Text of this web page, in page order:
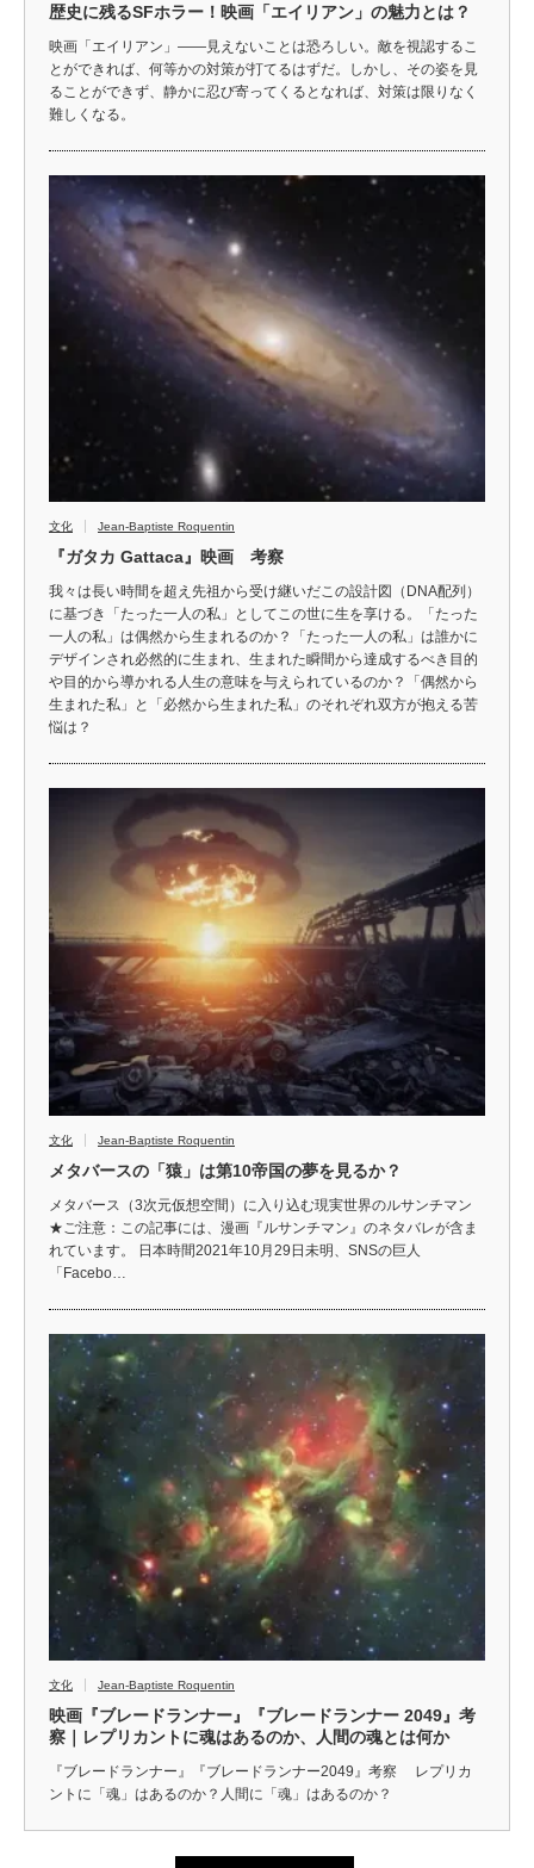
歴史に残るSFホラー！映画「エイリアン」の魅力とは？
映画「エイリアン」――見えないことは恐ろしい。敵を視認するこ
とができれば、何等かの対策が打てるはずだ。しかし、その姿を見
ることができず、静かに忍び寄ってくるとなれば、対策は限りなく
難しくなる。
文化 Jean-Baptiste Roquentin
『ガタカ Gattaca』映画 考察
我々は長い時間を超え先祖から受け継いだこの設計図（DNA配列）
に基づき「たった一人の私」としてこの世に生を享ける。「たった
一人の私」は偶然から生まれるのか？「たった一人の私」は誰かに
デザインされ必然的に生まれ、生まれた瞬間から達成するべき目的
や目的から導かれる人生の意味を与えられているのか？「偶然から
生まれた私」と「必然から生まれた私」のそれぞれ双方が抱える苦
悩は？
文化 Jean-Baptiste Roquentin
メタバースの「猿」は第10帝国の夢を見るか？
メタバース（3次元仮想空間）に入り込む現実世界のルサンチマン
★ご注意：この記事には、漫画『ルサンチマン』のネタバレが含ま
れています。 日本時間2021年10月29日未明、SNSの巨人
「Facebo…
文化 Jean-Baptiste Roquentin
映画『ブレードランナー』『ブレードランナー 2049』考
察｜レプリカントに魂はあるのか、人間の魂とは何か
『ブレードランナー』『ブレードランナー2049』考察 レプリカ
ントに「魂」はあるのか？人間に「魂」はあるのか？